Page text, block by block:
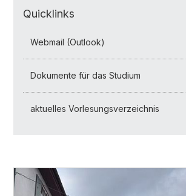
Quicklinks
Webmail (Outlook)
Dokumente für das Studium
aktuelles Vorlesungsverzeichnis